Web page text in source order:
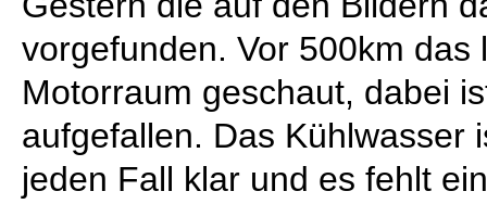
vorgefunden. Vor 500km das
Motorraum geschaut, dabei
aufgefallen. Das Kühlwasser
jeden Fall klar und es fehlt